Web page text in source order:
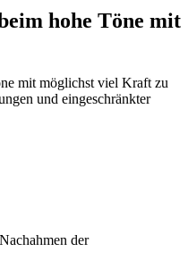
hohe Töne mit
mit möglichst viel Kraft zu
und eingeschränkter
der